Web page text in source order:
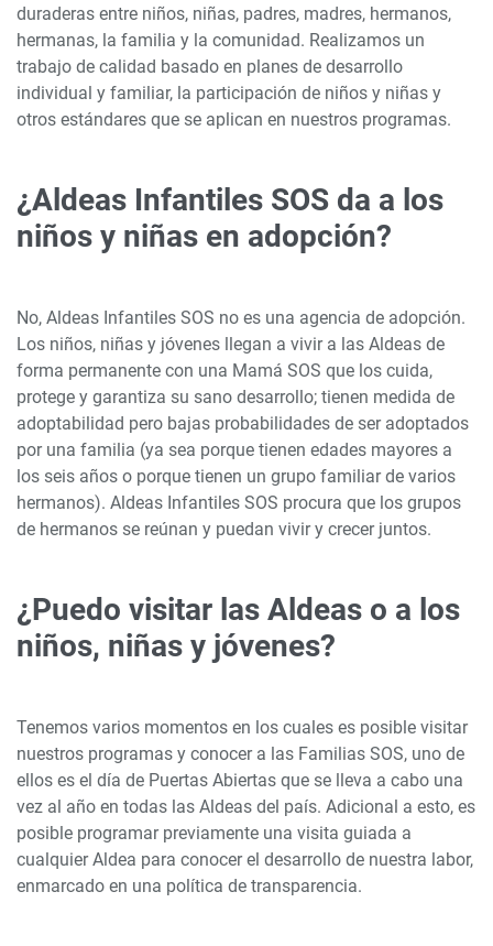
duraderas entre niños, niñas, padres, madres, hermanos,
hermanas, la familia y la comunidad. Realizamos un
trabajo de calidad basado en planes de desarrollo
individual y familiar, la participación de niños y niñas y
otros estándares que se aplican en nuestros programas.
¿Aldeas Infantiles SOS da a los
niños y niñas en adopción?
No, Aldeas Infantiles SOS no es una agencia de adopción.
Los niños, niñas y jóvenes llegan a vivir a las Aldeas de
forma permanente con una Mamá SOS que los cuida,
protege y garantiza su sano desarrollo; tienen medida de
adoptabilidad pero bajas probabilidades de ser adoptados
por una familia (ya sea porque tienen edades mayores a
los seis años o porque tienen un grupo familiar de varios
hermanos). Aldeas Infantiles SOS procura que los grupos
de hermanos se reúnan y puedan vivir y crecer juntos.
¿Puedo visitar las Aldeas o a los
niños, niñas y jóvenes?
Tenemos varios momentos en los cuales es posible visitar
nuestros programas y conocer a las Familias SOS, uno de
ellos es el día de Puertas Abiertas que se lleva a cabo una
vez al año en todas las Aldeas del país. Adicional a esto, es
posible programar previamente una visita guiada a
cualquier Aldea para conocer el desarrollo de nuestra labor,
enmarcado en una política de transparencia.